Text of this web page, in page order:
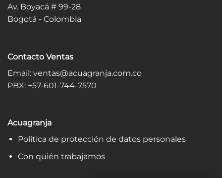
Av. Boyacá # 99-28
Bogotá - Colombia
Contacto Ventas
Email: ventas@acuagranja.com.co
PBX: +57-601-744-7570
Acuagranja
Política de protección de datos personales
Con quién trabajamos